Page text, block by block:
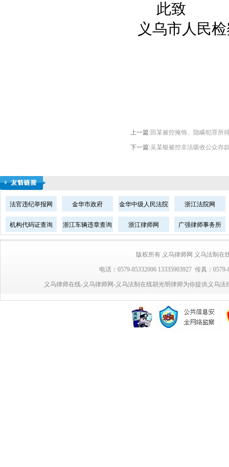
此致
义乌市人民
上一篇:田某被控掩饰、隐瞒犯罪所
下一篇:吴某银被控非法吸收公众存
法官违纪举报网 金华市政府 金华中级人民法院 浙江法院网
机构代码证查询 浙江车辆违章查询 浙江律师网 广强律师事务所
版权所有 义乌律师网 义乌法制在
电话：0579-85332006 13335903927 传真：
义乌律师在线-义乌律师网-义乌法制在线胡光明律师为你提供义乌